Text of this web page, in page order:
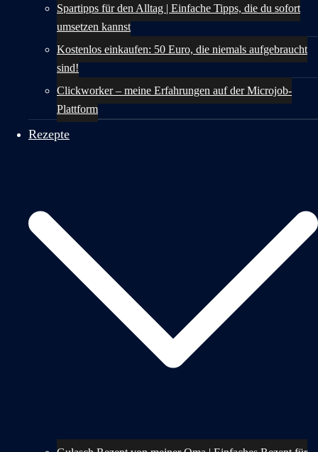
Spartipps für den Alltag | Einfache Tipps, die du sofort
umsetzen kannst
Kostenlos einkaufen: 50 Euro, die niemals aufgebraucht
sind!
Clickworker – meine Erfahrungen auf der Microjob-
Plattform
Rezepte